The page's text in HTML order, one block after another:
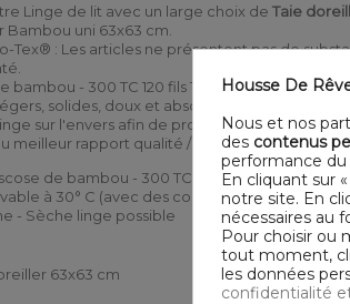
Linge de lit avec un large choix deTaie
Bambou uni 63x63 cm.
Tex® : Les articles ne présentent pas de
bambou - 300 TC 120 fils 147 GSM, une
solides, doux et absorbants.
sur l'envers afin de protéger les couleurs
meilleur rapport qualité / prix
de bambou - 300 TC 120 fils - 147 GSM -
à 30° C (avec des couleurs similaires) -
- Sèche linge possible
63x63 cm
Housse De
Nous et nos
des contenus
performance du
En cliquant sur
notre site. En
nécessaires au
Pour choisir ou
tout moment,
les données
confidentialité